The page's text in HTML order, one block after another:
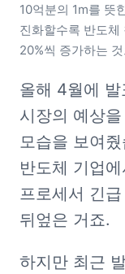
10억분의 1m를
진화할수록 반도체
20%씩 증가하는
올해 4월에
시장의 예상
모습을 보여
반도체 기업
프로세서 긴
뒤엎은 거죠.
하지만 최근